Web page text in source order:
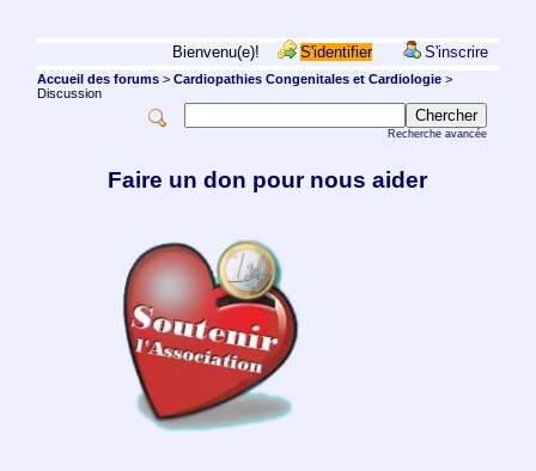
Bienvenu(e)! S'identifier S'inscrire
Accueil des forums> Cardiopathies Congenitales et Cardiologie>
Discussion
Recherche avancée
Faire un don pour nous aider